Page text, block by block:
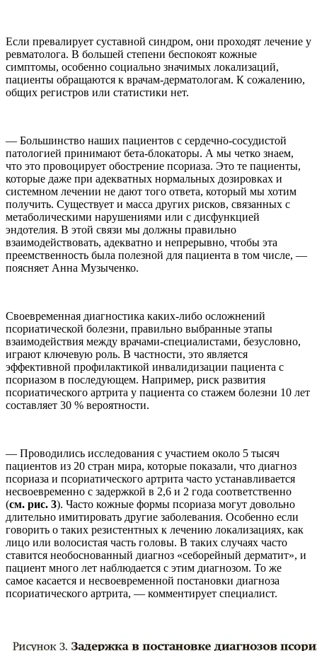
Если превалирует суставной синдром, они проходят лечение у
ревматолога. В большей степени беспокоят кожные
симптомы, особенно социально значимых локализаций,
пациенты обращаются к врачам-дерматологам. К сожалению,
общих регистров или статистики нет.
— Большинство наших пациентов с сердечно-сосудистой
патологией принимают бета-блокаторы. А мы четко знаем,
что это провоцирует обострение псориаза. Это те пациенты,
которые даже при адекватных нормальных дозировках и
системном лечении не дают того ответа, который мы хотим
получить. Существует и масса других рисков, связанных с
метаболическими нарушениями или с дисфункцией
эндотелия. В этой связи мы должны правильно
взаимодействовать, адекватно и непрерывно, чтобы эта
преемственность была полезной для пациента в том числе, —
поясняет Анна Музыченко.
Своевременная диагностика каких-либо осложнений
псориатической болезни, правильно выбранные этапы
взаимодействия между врачами-специалистами, безусловно,
играют ключевую роль. В частности, это является
эффективной профилактикой инвалидизации пациента с
псориазом в последующем. Например, риск развития
псориатического артрита у пациента со стажем болезни 10 лет
составляет 30 % вероятности.
— Проводились исследования с участием около 5 тысяч
пациентов из 20 стран мира, которые показали, что диагноз
псориаза и псориатического артрита часто устанавливается
несвоевременно с задержкой в 2,6 и 2 года соответственно
(см. рис. 3). Часто кожные формы псориаза могут довольно
длительно имитировать другие заболевания. Особенно если
говорить о таких резистентных к лечению локализациях, как
лицо или волосистая часть головы. В таких случаях часто
ставится необоснованный диагноз «себорейный дерматит», и
пациент много лет наблюдается с этим диагнозом. То же
самое касается и несвоевременной постановки диагноза
псориатического артрита, — комментирует специалист.